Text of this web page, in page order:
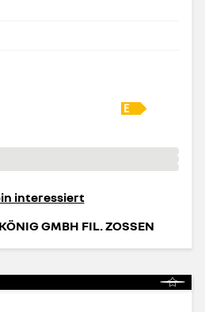
interessiert
GMBH FIL. ZOSSEN